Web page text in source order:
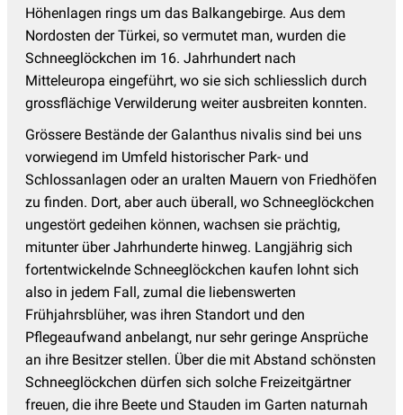
Höhenlagen rings um das Balkangebirge. Aus dem
Nordosten der Türkei, so vermutet man, wurden die
Schneeglöckchen im 16. Jahrhundert nach
Mitteleuropa eingeführt, wo sie sich schliesslich durch
grossflächige Verwilderung weiter ausbreiten konnten.
Grössere Bestände der Galanthus nivalis sind bei uns
vorwiegend im Umfeld historischer Park- und
Schlossanlagen oder an uralten Mauern von Friedhöfen
zu finden. Dort, aber auch überall, wo Schneeglöckchen
ungestört gedeihen können, wachsen sie prächtig,
mitunter über Jahrhunderte hinweg. Langjährig sich
fortentwickelnde Schneeglöckchen kaufen lohnt sich
also in jedem Fall, zumal die liebenswerten
Frühjahrsblüher, was ihren Standort und den
Pflegeaufwand anbelangt, nur sehr geringe Ansprüche
an ihre Besitzer stellen. Über die mit Abstand schönsten
Schneeglöckchen dürfen sich solche Freizeitgärtner
freuen, die ihre Beete und Stauden im Garten naturnah